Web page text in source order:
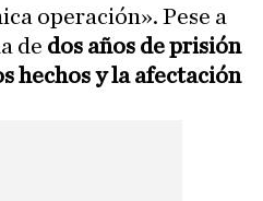
operación». Pese a
de dos años de prisión
hechos y la afectación